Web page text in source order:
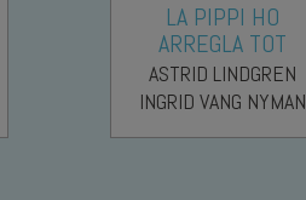
LA PIPPI HO
ARREGLA TOT
ASTRID LINDGREN
INGRID VANG NYMAN